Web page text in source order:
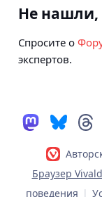
Не нашли,
Спросите о
экспертов.
Браузер
поведения |